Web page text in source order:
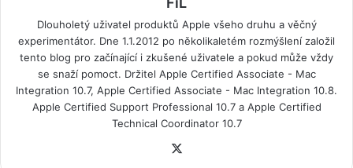
Dlouholetý uživatel produktů Apple všeho druhu a věčný
experimentátor. Dne 1.1.2012 po několikaletém rozmýšlení založil
tento blog pro začínající i zkušené uživatele a pokud může vždy
se snaží pomoct. Držitel Apple Certified Associate - Mac
Integration 10.7, Apple Certified Associate - Mac Integration 10.8.
Apple Certified Support Professional 10.7 a Apple Certified
Technical Coordinator 10.7